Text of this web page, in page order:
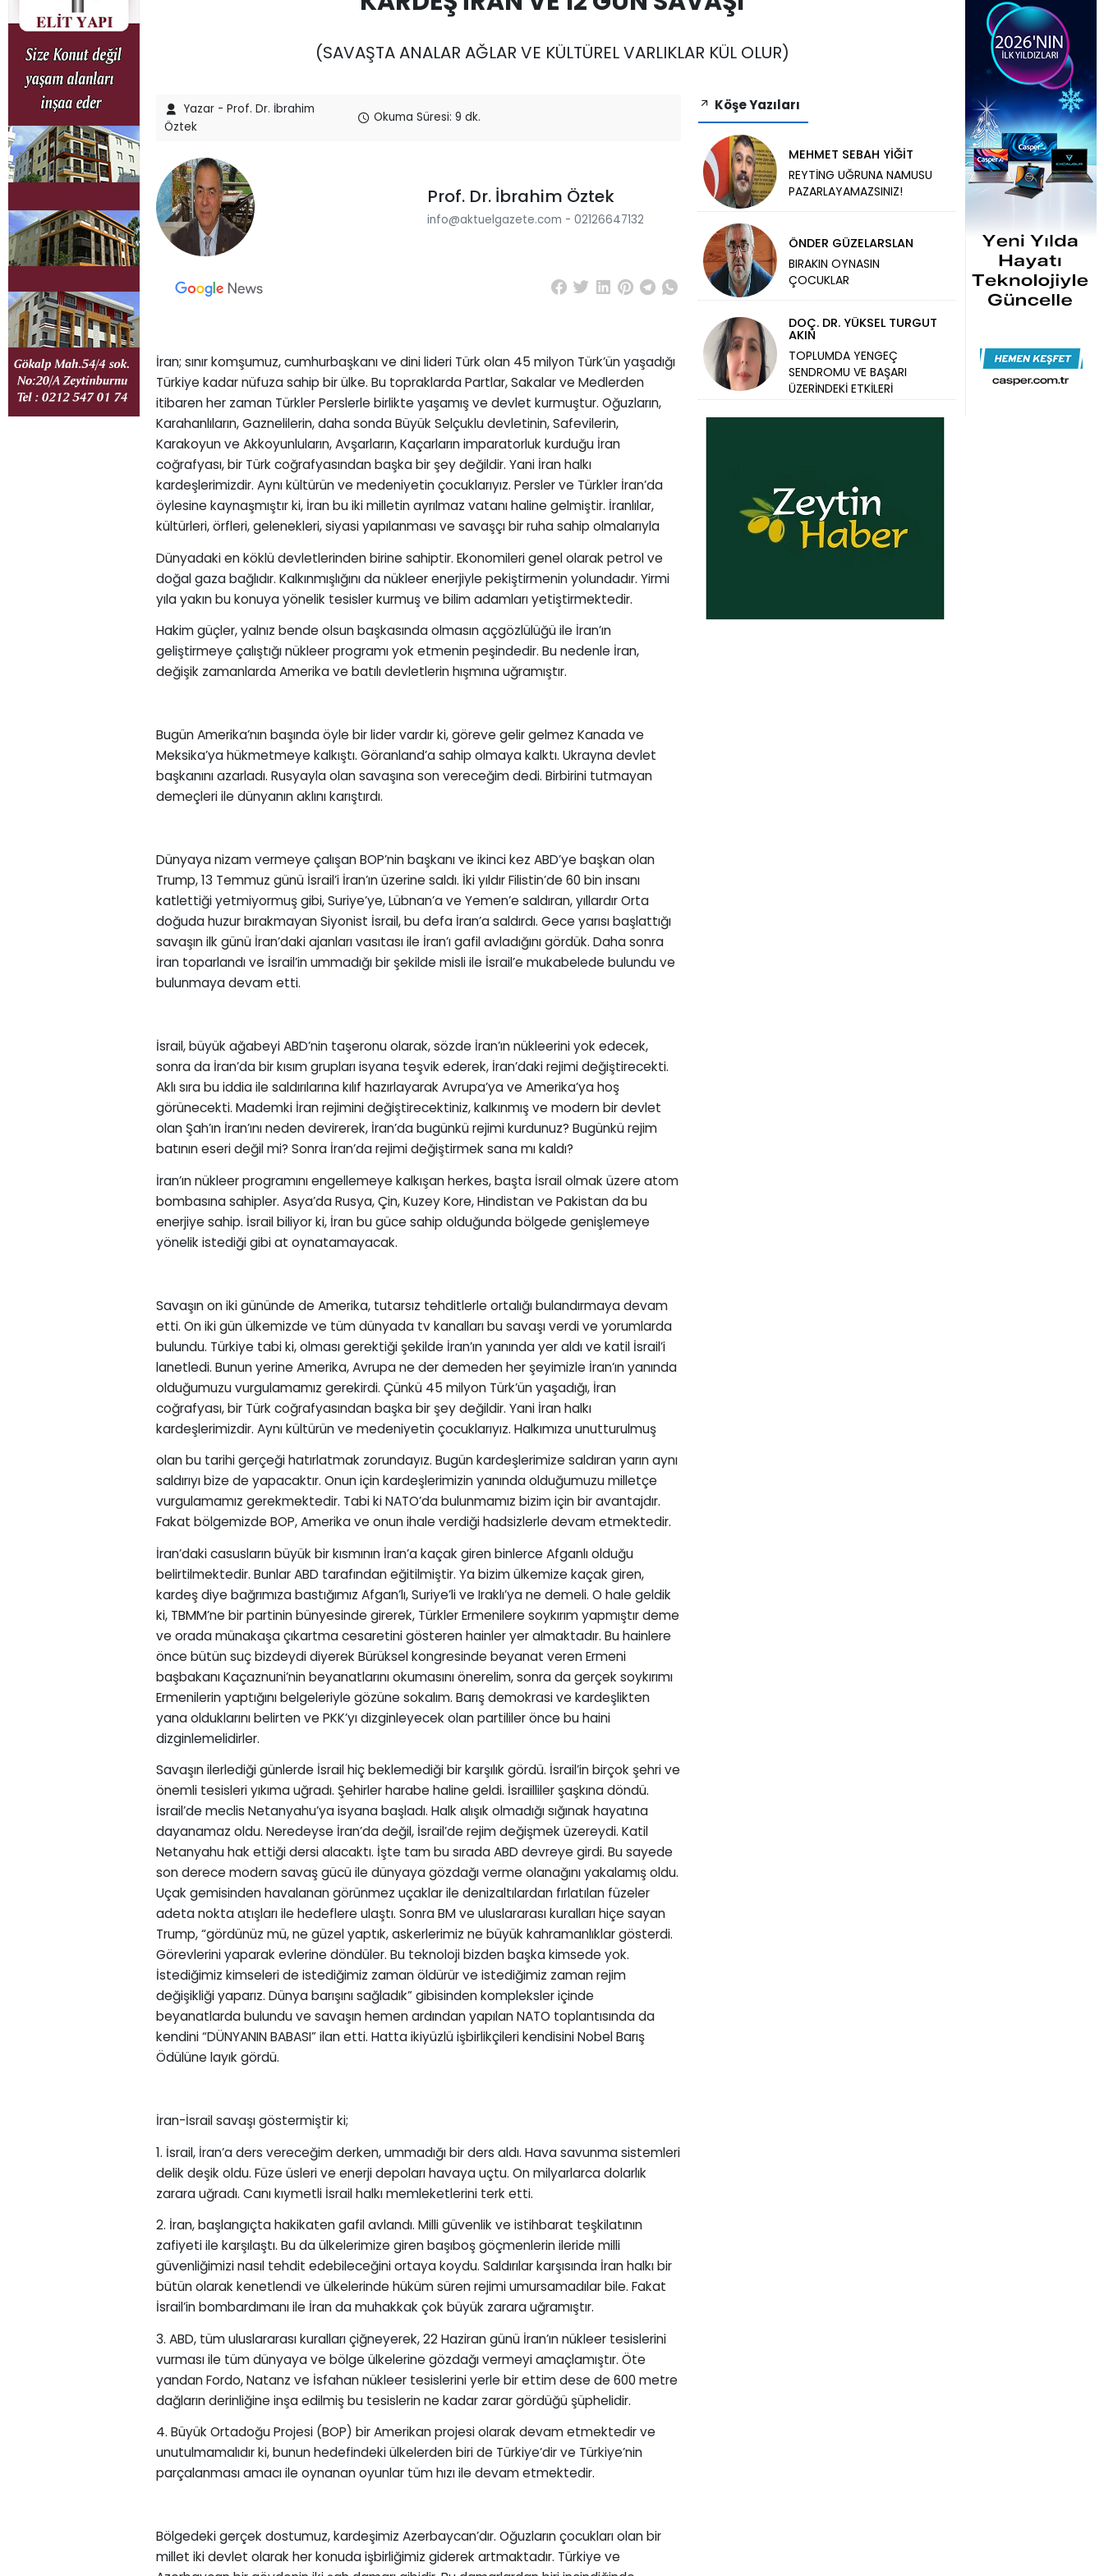
(SAVAŞTA ANALAR AĞLAR VE KÜLTÜREL VARLIKLAR KÜL OLUR)
Yazar - Prof. Dr. İbrahim
Öztek
Okuma Süresi: 9 dk.
Prof. Dr. İbrahim Öztek
info@aktuelgazete.com - 02126647132
İran; sınır komşumuz, cumhurbaşkanı ve dini lideri Türk olan 45 milyon Türk’ün yaşadığı
Türkiye kadar nüfuza sahip bir ülke. Bu topraklarda Partlar, Sakalar ve Medlerden
itibaren her zaman Türkler Perslerle birlikte yaşamış ve devlet kurmuştur. Oğuzların,
Karahanlıların, Gaznelilerin, daha sonda Büyük Selçuklu devletinin, Safevilerin,
Karakoyun ve Akkoyunluların, Avşarların, Kaçarların imparatorluk kurduğu İran
coğrafyası, bir Türk coğrafyasından başka bir şey değildir. Yani İran halkı
kardeşlerimizdir. Aynı kültürün ve medeniyetin çocuklarıyız. Persler ve Türkler İran’da
öylesine kaynaşmıştır ki, İran bu iki milletin ayrılmaz vatanı haline gelmiştir. İranlılar,
kültürleri, örfleri, gelenekleri, siyasi yapılanması ve savaşçı bir ruha sahip olmalarıyla
Dünyadaki en köklü devletlerinden birine sahiptir. Ekonomileri genel olarak petrol ve
doğal gaza bağlıdır. Kalkınmışlığını da nükleer enerjiyle pekiştirmenin yolundadır. Yirmi
yıla yakın bu konuya yönelik tesisler kurmuş ve bilim adamları yetiştirmektedir.
Hakim güçler, yalnız bende olsun başkasında olmasın açgözlülüğü ile İran’ın
geliştirmeye çalıştığı nükleer programı yok etmenin peşindedir. Bu nedenle İran,
değişik zamanlarda Amerika ve batılı devletlerin hışmına uğramıştır.
Bugün Amerika’nın başında öyle bir lider vardır ki, göreve gelir gelmez Kanada ve
Meksika’ya hükmetmeye kalkıştı. Göranland’a sahip olmaya kalktı. Ukrayna devlet
başkanını azarladı. Rusyayla olan savaşına son vereceğim dedi. Birbirini tutmayan
demeçleri ile dünyanın aklını karıştırdı.
Dünyaya nizam vermeye çalışan BOP’nin başkanı ve ikinci kez ABD’ye başkan olan
Trump, 13 Temmuz günü İsrail’i İran’ın üzerine saldı. İki yıldır Filistin’de 60 bin insanı
katlettiği yetmiyormuş gibi, Suriye’ye, Lübnan’a ve Yemen’e saldıran, yıllardır Orta
doğuda huzur bırakmayan Siyonist İsrail, bu defa İran’a saldırdı. Gece yarısı başlattığı
savaşın ilk günü İran’daki ajanları vasıtası ile İran’ı gafil avladığını gördük. Daha sonra
İran toparlandı ve İsrail’in ummadığı bir şekilde misli ile İsrail’e mukabelede bulundu ve
bulunmaya devam etti.
İsrail, büyük ağabeyi ABD’nin taşeronu olarak, sözde İran’ın nükleerini yok edecek,
sonra da İran’da bir kısım grupları isyana teşvik ederek, İran’daki rejimi değiştirecekti.
Aklı sıra bu iddia ile saldırılarına kılıf hazırlayarak Avrupa’ya ve Amerika’ya hoş
görünecekti. Mademki İran rejimini değiştirecektiniz, kalkınmış ve modern bir devlet
olan Şah’ın İran’ını neden devirerek, İran’da bugünkü rejimi kurdunuz? Bugünkü rejim
batının eseri değil mi? Sonra İran’da rejimi değiştirmek sana mı kaldı?
İran’ın nükleer programını engellemeye kalkışan herkes, başta İsrail olmak üzere atom
bombasına sahipler. Asya’da Rusya, Çin, Kuzey Kore, Hindistan ve Pakistan da bu
enerjiye sahip. İsrail biliyor ki, İran bu güce sahip olduğunda bölgede genişlemeye
yönelik istediği gibi at oynatamayacak.
Savaşın on iki gününde de Amerika, tutarsız tehditlerle ortalığı bulandırmaya devam
etti. On iki gün ülkemizde ve tüm dünyada tv kanalları bu savaşı verdi ve yorumlarda
bulundu. Türkiye tabi ki, olması gerektiği şekilde İran’ın yanında yer aldı ve katil İsrail’i
lanetledi. Bunun yerine Amerika, Avrupa ne der demeden her şeyimizle İran’ın yanında
olduğumuzu vurgulamamız gerekirdi. Çünkü 45 milyon Türk’ün yaşadığı, İran
coğrafyası, bir Türk coğrafyasından başka bir şey değildir. Yani İran halkı
kardeşlerimizdir. Aynı kültürün ve medeniyetin çocuklarıyız. Halkımıza unutturulmuş
olan bu tarihi gerçeği hatırlatmak zorundayız. Bugün kardeşlerimize saldıran yarın aynı
saldırıyı bize de yapacaktır. Onun için kardeşlerimizin yanında olduğumuzu milletçe
vurgulamamız gerekmektedir. Tabi ki NATO’da bulunmamız bizim için bir avantajdır.
Fakat bölgemizde BOP, Amerika ve onun ihale verdiği hadsizlerle devam etmektedir.
İran’daki casusların büyük bir kısmının İran’a kaçak giren binlerce Afganlı olduğu
belirtilmektedir. Bunlar ABD tarafından eğitilmiştir. Ya bizim ülkemize kaçak giren,
kardeş diye bağrımıza bastığımız Afgan’lı, Suriye’li ve Iraklı’ya ne demeli. O hale geldik
ki, TBMM’ne bir partinin bünyesinde girerek, Türkler Ermenilere soykırım yapmıştır deme
ve orada münakaşa çıkartma cesaretini gösteren hainler yer almaktadır. Bu hainlere
önce bütün suç bizdeydi diyerek Bürüksel kongresinde beyanat veren Ermeni
başbakanı Kaçaznuni’nin beyanatlarını okumasını önerelim, sonra da gerçek soykırımı
Ermenilerin yaptığını belgeleriyle gözüne sokalım. Barış demokrasi ve kardeşlikten
yana olduklarını belirten ve PKK’yı dizginleyecek olan partililer önce bu haini
dizginlemelidirler.
Savaşın ilerlediği günlerde İsrail hiç beklemediği bir karşılık gördü. İsrail’in birçok şehri ve
önemli tesisleri yıkıma uğradı. Şehirler harabe haline geldi. İsrailliler şaşkına döndü.
İsrail’de meclis Netanyahu’ya isyana başladı. Halk alışık olmadığı sığınak hayatına
dayanamaz oldu. Neredeyse İran’da değil, İsrail’de rejim değişmek üzereydi. Katil
Netanyahu hak ettiği dersi alacaktı. İşte tam bu sırada ABD devreye girdi. Bu sayede
son derece modern savaş gücü ile dünyaya gözdağı verme olanağını yakalamış oldu.
Uçak gemisinden havalanan görünmez uçaklar ile denizaltılardan fırlatılan füzeler
adeta nokta atışları ile hedeflere ulaştı. Sonra BM ve uluslararası kuralları hiçe sayan
Trump, “gördünüz mü, ne güzel yaptık, askerlerimiz ne büyük kahramanlıklar gösterdi.
Görevlerini yaparak evlerine döndüler. Bu teknoloji bizden başka kimsede yok.
İstediğimiz kimseleri de istediğimiz zaman öldürür ve istediğimiz zaman rejim
değişikliği yaparız. Dünya barışını sağladık” gibisinden kompleksler içinde
beyanatlarda bulundu ve savaşın hemen ardından yapılan NATO toplantısında da
kendini “DÜNYANIN BABASI” ilan etti. Hatta ikiyüzlü işbirlikçileri kendisini Nobel Barış
Ödülüne layık gördü.
İran-İsrail savaşı göstermiştir ki;
1. İsrail, İran’a ders vereceğim derken, ummadığı bir ders aldı. Hava savunma sistemleri
delik deşik oldu. Füze üsleri ve enerji depoları havaya uçtu. On milyarlarca dolarlık
zarara uğradı. Canı kıymetli İsrail halkı memleketlerini terk etti.
2. İran, başlangıçta hakikaten gafil avlandı. Milli güvenlik ve istihbarat teşkilatının
zafiyeti ile karşılaştı. Bu da ülkelerimize giren başıboş göçmenlerin ileride milli
güvenliğimizi nasıl tehdit edebileceğini ortaya koydu. Saldırılar karşısında İran halkı bir
bütün olarak kenetlendi ve ülkelerinde hüküm süren rejimi umursamadılar bile. Fakat
İsrail’in bombardımanı ile İran da muhakkak çok büyük zarara uğramıştır.
3. ABD, tüm uluslararası kuralları çiğneyerek, 22 Haziran günü İran’ın nükleer tesislerini
vurması ile tüm dünyaya ve bölge ülkelerine gözdağı vermeyi amaçlamıştır. Öte
yandan Fordo, Natanz ve İsfahan nükleer tesislerini yerle bir ettim dese de 600 metre
dağların derinliğine inşa edilmiş bu tesislerin ne kadar zarar gördüğü şüphelidir.
4. Büyük Ortadoğu Projesi (BOP) bir Amerikan projesi olarak devam etmektedir ve
unutulmamalıdır ki, bunun hedefindeki ülkelerden biri de Türkiye’dir ve Türkiye’nin
parçalanması amacı ile oynanan oyunlar tüm hızı ile devam etmektedir.
Bölgedeki gerçek dostumuz, kardeşimiz Azerbaycan’dır. Oğuzların çocukları olan bir
millet iki devlet olarak her konuda işbirliğimiz giderek artmaktadır. Türkiye ve
Köşe Yazıları
MEHMET SEBAH YİĞİT
REYTİNG UĞRUNA NAMUSU
PAZARLAYAMAZSINIZ!
ÖNDER GÜZELARSLAN
BIRAKIN OYNASIN
ÇOCUKLAR
DOÇ. DR. YÜKSEL TURGUT
AKIN
TOPLUMDA YENGEÇ
SENDROMU VE BAŞARI
ÜZERİNDEKİ ETKİLERİ